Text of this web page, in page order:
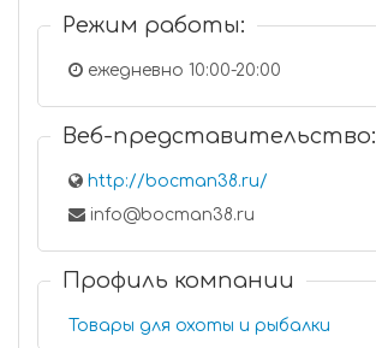
Режим работы:
ежедневно 10:00-20:00
Веб-представительство:
http://bocman38.ru/
info@bocman38.ru
Профиль компании
Товары для охоты и рыбалки